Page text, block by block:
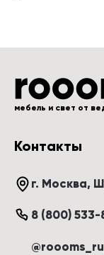
мебель и свет от
Контакты
г. Москва,
8 (800)